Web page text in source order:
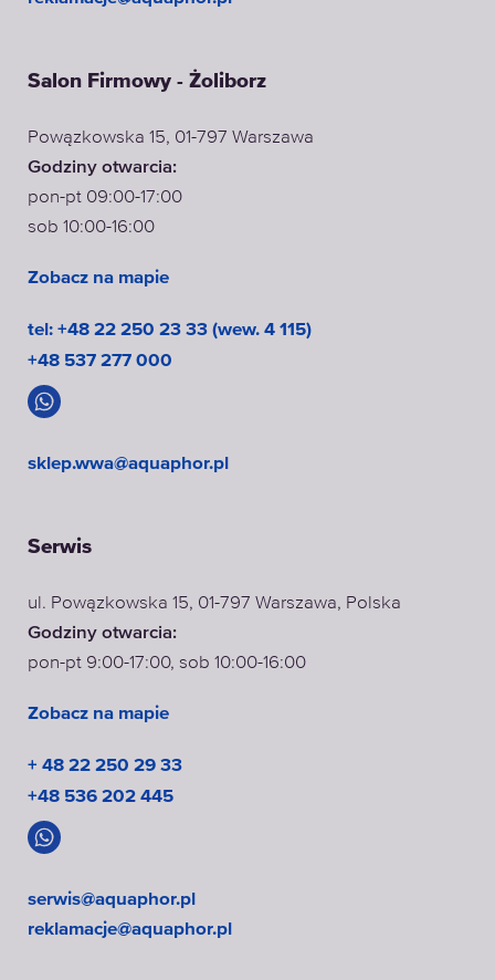
Salon Firmowy - Żoliborz
Powązkowska 15, 01-797 Warszawa
Godziny otwarcia:
pon-pt 09:00-17:00
sob 10:00-16:00
Zobacz na mapie
tel: +48 22 250 23 33 (wew. 4 115)
+48 537 277 000
sklep.wwa@aquaphor.pl
Serwis
ul. Powązkowska 15, 01-797 Warszawa, Polska
Godziny otwarcia:
pon-pt 9:00-17:00, sob 10:00-16:00
Zobacz na mapie
+ 48 22 250 29 33
+48 536 202 445
serwis@aquaphor.pl
reklamacje@aquaphor.pl